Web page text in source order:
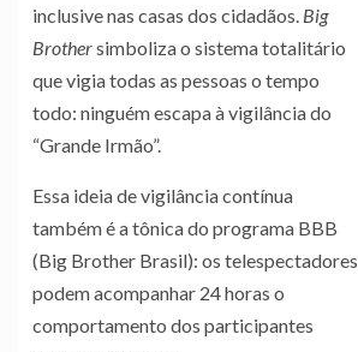
inclusive nas casas dos cidadãos. Big
Brothersimboliza o sistema totalitário
que vigia todas as pessoas o tempo
todo: ninguém escapa à vigilância do
“Grande Irmão”.
Essa ideia de vigilância contínua
também é a tônica do programa BBB
(Big Brother Brasil): os telespectadores
podem acompanhar 24 horas o
comportamento dos participantes